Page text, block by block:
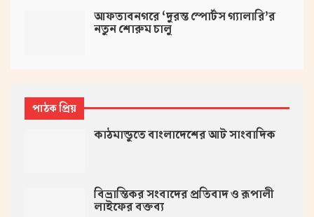
আফতাবনগরে ‘দুরন্ত স্পোর্টস গ্যালারি’র
নতুন শোরুম চালু
পাঠক প্রিয়
কাঠমান্ডুতে বাংলাদেশের আট সাংবাদিক
বিভ্রান্তিকর সংবাদের প্রতিবাদ ও রূপালী
লাইফের বক্তব্য